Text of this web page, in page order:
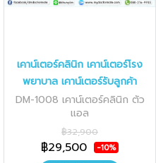
เคาน์เตอร์คลินิก เคาน์เตอร์โรง
พยาบาล เคาน์เตอร์รับลูกค้า
DM-1008 เคาน์เตอร์คลินิก ตัว
แอล
฿32,900
฿29,500 -10%